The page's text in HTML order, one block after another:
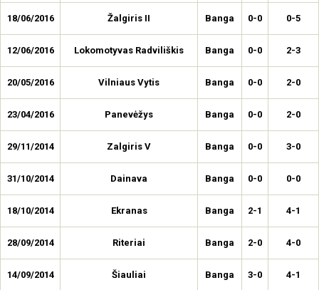
18/06/2016 Žalgiris II Banga 0-0 0-5
12/06/2016 Lokomotyvas Radviliškis Banga 0-0 2-3
20/05/2016 Vilniaus Vytis Banga 0-0 2-0
23/04/2016 Panevėžys Banga 0-0 2-0
29/11/2014 Zalgiris V Banga 0-0 3-0
31/10/2014 Dainava Banga 0-0 0-0
18/10/2014 Ekranas Banga 2-1 4-1
28/09/2014 Riteriai Banga 2-0 4-0
14/09/2014 Šiauliai Banga 3-0 4-1